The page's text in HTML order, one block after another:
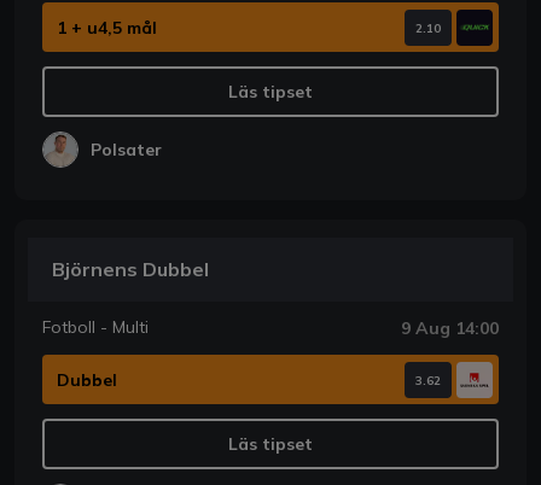
1 + u4,5 mål 2.10
Läs tipset
Polsater
Björnens Dubbel
Fotboll - Multi 9 Aug 14:00
Dubbel 3.62
Läs tipset